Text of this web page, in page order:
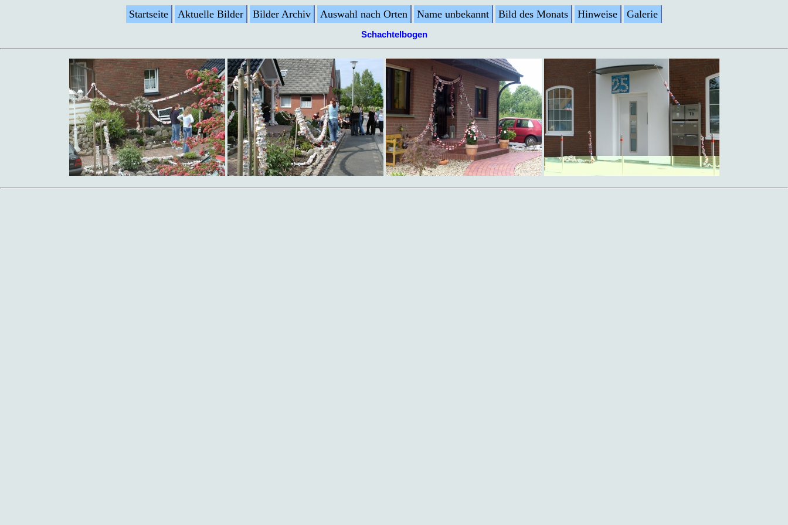
Startseite Aktuelle Bilder Bilder Archiv Auswahl nach Orten Name unbekannt Bild des Monats Hinweise Galerie
Schachtelbogen